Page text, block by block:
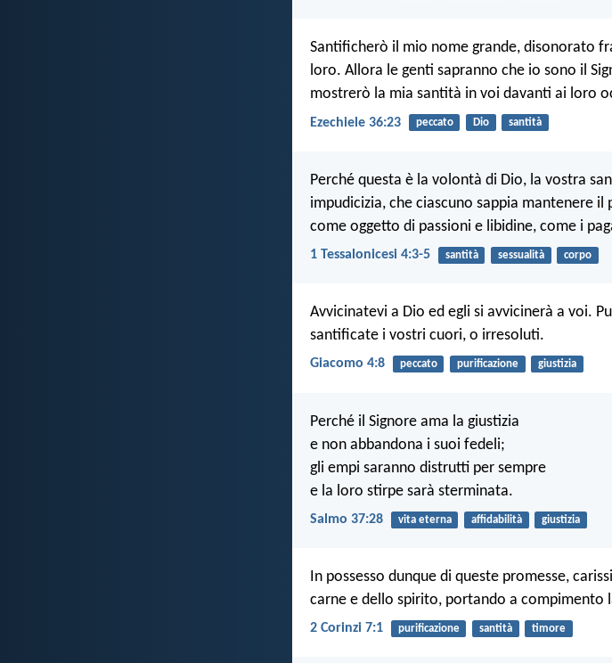
Santificherò il mio nome grande, disonorato
loro. Allora le genti sapranno che io sono il
mostrerò la mia santità in voi davanti ai loro
Ezechiele 36:23 peccato Dio santità
Perché questa è la volontà di Dio, la vostra
impudicizia, che ciascuno sappia mantenere
come oggetto di passioni e libidine, come i
1 Tessalonicesi 4:3-5 santità sessualità corpo
Avvicinatevi a Dio ed egli si avvicinerà a voi.
santificate i vostri cuori, o irresoluti.
Giacomo 4:8 peccato purificazione giustizia
Perché il Signore ama la giustizia
e non abbandona i suoi fedeli;
gli empi saranno distrutti per sempre
e la loro stirpe sarà sterminata.
Salmo 37:28 vita eterna affidabilità giustizia
In possesso dunque di queste promesse,
carne e dello spirito, portando a compimento
2 Corinzi 7:1 purificazione santità timore